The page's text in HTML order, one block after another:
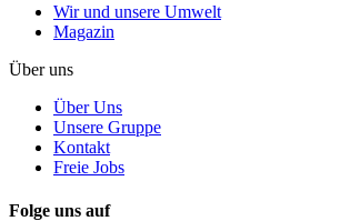
Wir und unsere Umwelt
Magazin
Über uns
Über Uns
Unsere Gruppe
Kontakt
Freie Jobs
Folge uns auf